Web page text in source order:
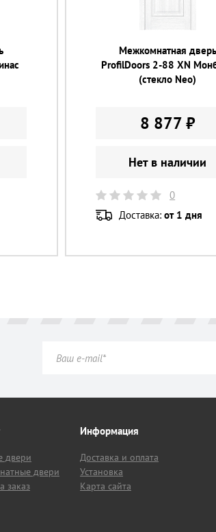
Межкомнатная дверь
ProfilDoors 2-88 XN
(стекло Neo)
8 877 ₽
Нет в наличии
0
Доставка:от 1 дня
двери
двери
заказ
Информация
Доставка и оплата
Установка
Карта сайта